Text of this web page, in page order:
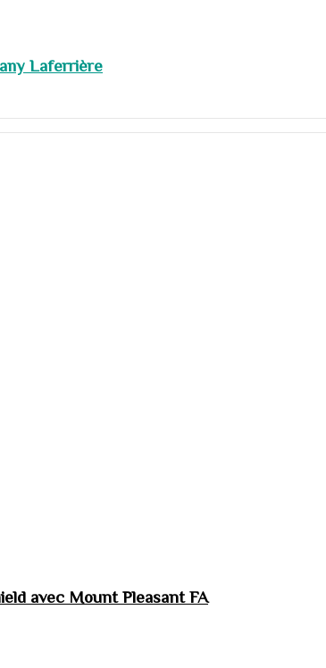
Laferrière
avec Mount Pleasant FA